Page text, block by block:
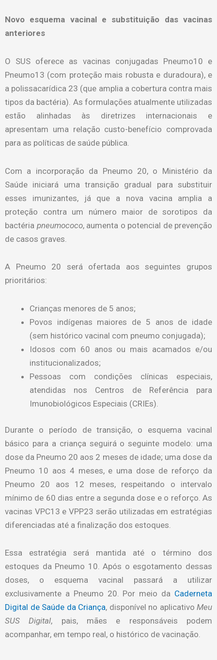
Novo esquema vacinal e substituição das vacinas
anteriores
O SUS oferece as vacinas conjugadas Pneumo10 e
Pneumo13 (com proteção mais robusta e duradoura), e
a polissacarídica 23 (que amplia a cobertura contra mais
tipos da bactéria). As formulações atualmente utilizadas
estão alinhadas às diretrizes internacionais e
apresentam uma relação custo-benefício comprovada
para as políticas de saúde pública.
Com a incorporação da Pneumo 20, o Ministério da
Saúde iniciará uma transição gradual para substituir
esses imunizantes, já que a nova vacina amplia a
proteção contra um número maior de sorotipos da
bactéria pneumococo, aumenta o potencial de prevenção
de casos graves.
A Pneumo 20 será ofertada aos seguintes grupos
prioritários:
Crianças menores de 5 anos;
Povos indígenas maiores de 5 anos de idade
(sem histórico vacinal com pneumo conjugada);
Idosos com 60 anos ou mais acamados e/ou
institucionalizados;
Pessoas com condições clínicas especiais,
atendidas nos Centros de Referência para
Imunobiológicos Especiais (CRIEs).
Durante o período de transição, o esquema vacinal
básico para a criança seguirá o seguinte modelo: uma
dose da Pneumo 20 aos 2 meses de idade; uma dose da
Pneumo 10 aos 4 meses, e uma dose de reforço da
Pneumo 20 aos 12 meses, respeitando o intervalo
mínimo de 60 dias entre a segunda dose e o reforço. As
vacinas VPC13 e VPP23 serão utilizadas em estratégias
diferenciadas até a finalização dos estoques.
Essa estratégia será mantida até o término dos
estoques da Pneumo 10. Após o esgotamento dessas
doses, o esquema vacinal passará a utilizar
exclusivamente a Pneumo 20. Por meio da Caderneta
Digital de Saúde da Criança, disponível no aplicativo Meu
SUS Digital, pais, mães e responsáveis podem
acompanhar, em tempo real, o histórico de vacinação.